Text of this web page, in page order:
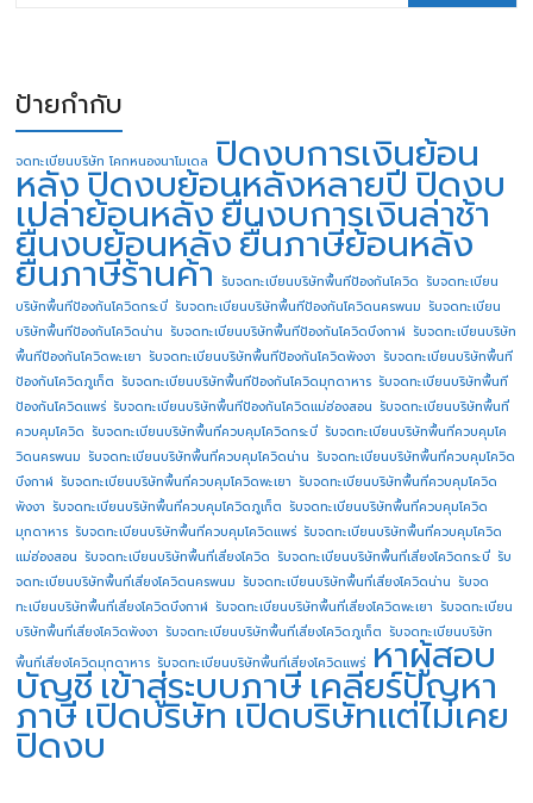
ป้ายกำกับ
จดทะเบียนบริษัท โคกหนองนาโมเดล ปิดงบการเงินย้อน
หลังปิดงบย้อนหลังหลายปี ปิดงบ
เปล่าย้อนหลังยื่นงบการเงินล่าช้า
ยื่นงบย้อนหลังยื่นภาษีย้อนหลัง
ยื่นภาษีร้านค้า รับจดทะเบียนบริษัทพื้นทีป้องกันโควิด รับจดทะเบียน
บริษัทพื้นทีป้องกันโควิดกระบี่ รับจดทะเบียนบริษัทพื้นทีป้องกันโควิดนครพนม รับจดทะเบียน
บริษัทพื้นทีป้องกันโควิดน่าน รับจดทะเบียนบริษัทพื้นทีป้องกันโควิดบึงกาฬ รับจดทะเบียนบริษัท
พื้นทีป้องกันโควิดพะเยา รับจดทะเบียนบริษัทพื้นทีป้องกันโควิดพังงา รับจดทะเบียนบริษัทพื้นที
ป้องกันโควิดภูเก็ต รับจดทะเบียนบริษัทพื้นทีป้องกันโควิดมุกดาหาร รับจดทะเบียนบริษัทพื้นที
ป้องกันโควิดแพร่ รับจดทะเบียนบริษัทพื้นทีป้องกันโควิดแม่ฮ่องสอน รับจดทะเบียนบริษัทพื้นที่
ควบคุมโควิด รับจดทะเบียนบริษัทพื้นที่ควบคุมโควิดกระบี่ รับจดทะเบียนบริษัทพื้นที่ควบคุมโค
วิดนครพนม รับจดทะเบียนบริษัทพื้นที่ควบคุมโควิดน่าน รับจดทะเบียนบริษัทพื้นที่ควบคุมโควิด
บึงกาฬ รับจดทะเบียนบริษัทพื้นที่ควบคุมโควิดพะเยา รับจดทะเบียนบริษัทพื้นที่ควบคุมโควิด
พังงา รับจดทะเบียนบริษัทพื้นที่ควบคุมโควิดภูเก็ต รับจดทะเบียนบริษัทพื้นที่ควบคุมโควิด
มุกดาหาร รับจดทะเบียนบริษัทพื้นที่ควบคุมโควิดแพร่ รับจดทะเบียนบริษัทพื้นที่ควบคุมโควิด
แม่ฮ่องสอน รับจดทะเบียนบริษัทพื้นที่เสี่ยงโควิด รับจดทะเบียนบริษัทพื้นที่เสี่ยงโควิดกระบี่ รับ
จดทะเบียนบริษัทพื้นที่เสี่ยงโควิดนครพนม รับจดทะเบียนบริษัทพื้นที่เสี่ยงโควิดน่าน รับจด
ทะเบียนบริษัทพื้นที่เสี่ยงโควิดบึงกาฬ รับจดทะเบียนบริษัทพื้นที่เสี่ยงโควิดพะเยา รับจดทะเบียน
บริษัทพื้นที่เสี่ยงโควิดพังงา รับจดทะเบียนบริษัทพื้นที่เสี่ยงโควิดภูเก็ต รับจดทะเบียนบริษัท
พื้นที่เสี่ยงโควิดมุกดาหาร รับจดทะเบียนบริษัทพื้นที่เสี่ยงโควิดแพร่ หาผู้สอบ
บัญชี เข้าสู่ระบบภาษี เคลียร์ปัญหา
ภาษีเปิดบริษัทเปิดบริษัทแต่ไม่เคย
ปิดงบ